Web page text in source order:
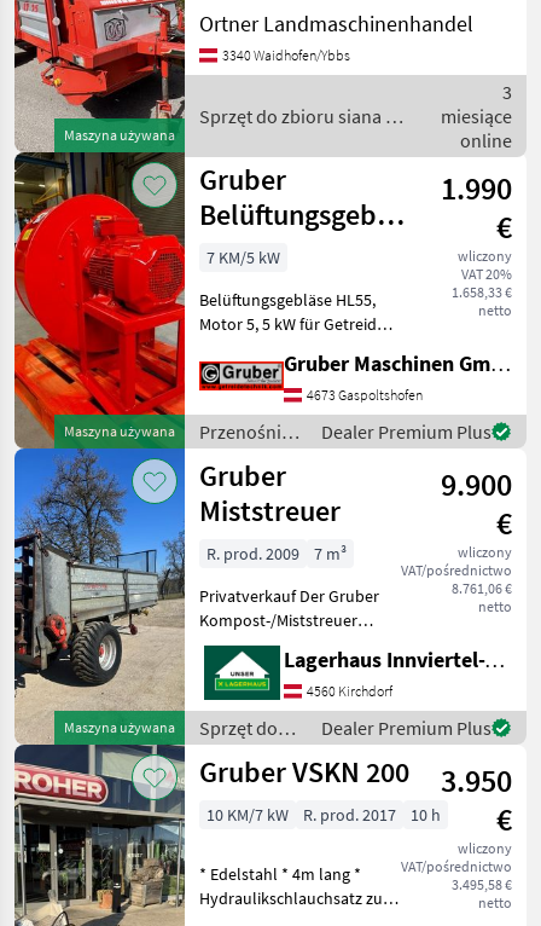
Maszyna używana
Messer, Gelenkwelle Ww ,
Kratzboden hydraulisch,
Korböffnung hydraulisch,
15/55-17 AS neu, Beleu
Ortner Landmaschinenhandel
3340 Waidhofen/Ybbs
Sprzęt do zbioru siana i
3
miesiące
online
Maszyna używana
Gruber
Belüftungsgebläse
HL55 mit Motor
5,5 kW
1.990
€
wliczony
VAT 20%
1.658,33 €
netto
7 KM/5 kW
Belüftungsgebläse HL55,
Motor 5, 5 kW für Getreide,
lackiert - gebraucht -
Direktantrieb - Motor 5, 5
kW/2800 UPM mit
Klemmkasten (=o
Gruber Maschinen GmbH
4673 Gaspoltshofen
Przenośniki
/ Gruber
Dealer Premium Plus
Maszyna używana
Gruber
Miststreuer
9.900
€
wliczony
VAT/pośrednictwo
8.761,06 €
netto
R. prod. 2009
7 m³
Privatverkauf Der Gruber
Kompost-/Miststreuer
Modell 2009 ist ein
zuverlässiges und robustes
landwirtschaftliches Gerät,
das speziell für die
effiziente Verteilu
Lagerhaus Innviertel-Traunviertel-Urfahr eGen, Kirchdorf
4560 Kirchdorf
Sprzęt do
nawożenia i
nawadniania
Dealer Premium Plus
Gruber VSKN 200
3.950
€
wliczony
VAT/pośrednictwo
3.495,58 €
netto
10 KM/7 kW R. prod. 2017 10 h
* Edelstahl * 4m lang *
Hydraulikschlauchsatz zur